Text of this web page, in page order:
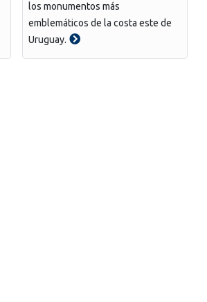
los monumentos más
emblemáticos de la costa este de
Uruguay.